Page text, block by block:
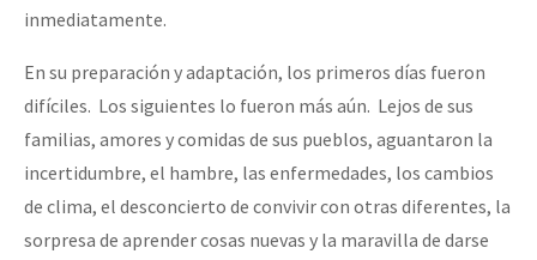
inmediatamente.
En su preparación y adaptación, los primeros días fueron
difíciles. Los siguientes lo fueron más aún. Lejos de sus
familias, amores y comidas de sus pueblos, aguantaron la
incertidumbre, el hambre, las enfermedades, los cambios
de clima, el desconcierto de convivir con otras diferentes, la
sorpresa de aprender cosas nuevas y la maravilla de darse